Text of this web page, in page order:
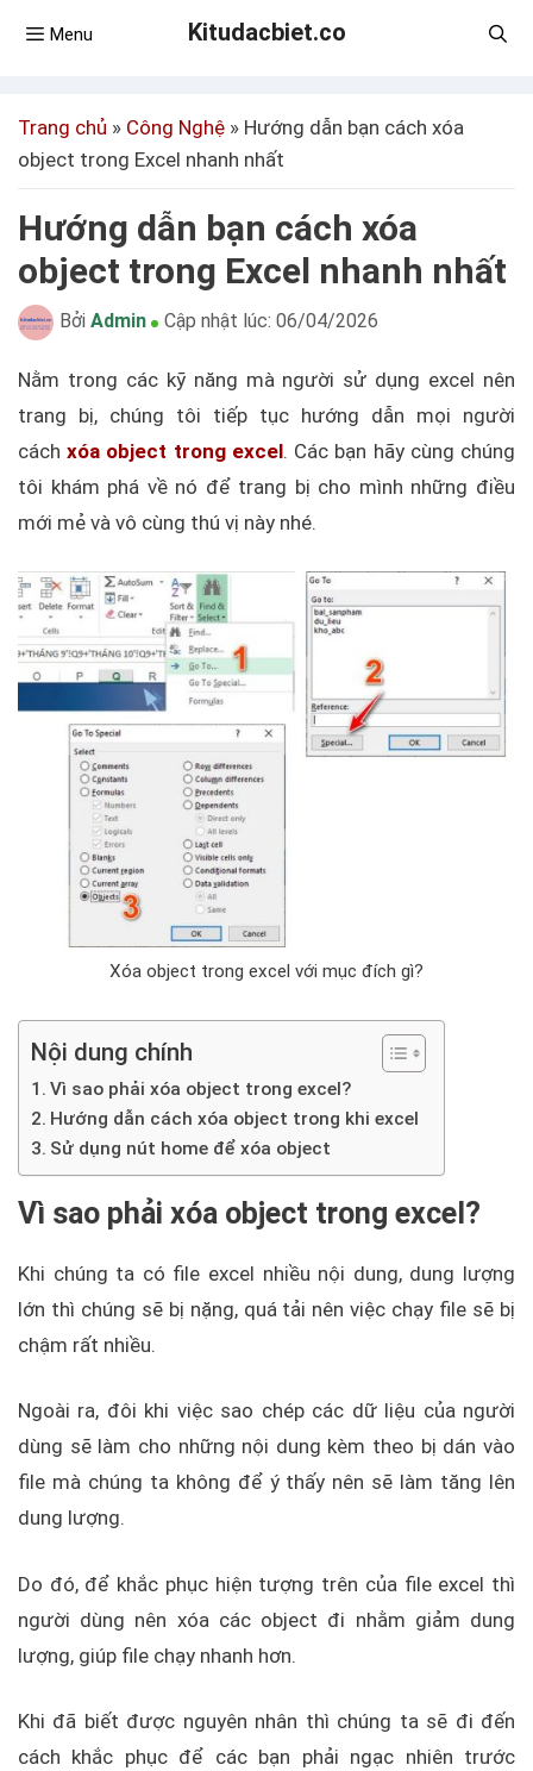
Kitudacbiet.co
Menu
Trang chủ » Công Nghệ » Hướng dẫn bạn cách xóa
object trong Excel nhanh nhất
Hướng dẫn bạn cách xóa
object trong Excel nhanh nhất
Bởi Admin Cập nhật lúc: 06/04/2026
Nằm trong các kỹ năng mà người sử dụng excel nên
trang bị, chúng tôi tiếp tục hướng dẫn mọi người
cáchxóa object trong excel. Các bạn hãy cùng chúng
tôi khám phá về nó để trang bị cho mình những điều
mới mẻ và vô cùng thú vị này nhé.
Xóa object trong excel với mục đích gì?
Nội dung chính
Vì sao phải xóa object trong excel?
Hướng dẫn cách xóa object trong khi excel
Sử dụng nút home để xóa object
Vì sao phải xóa object trong excel?
Khi chúng ta có file excel nhiều nội dung, dung lượng
lớn thì chúng sẽ bị nặng, quá tải nên việc chạy file sẽ bị
chậm rất nhiều.
Ngoài ra, đôi khi việc sao chép các dữ liệu của người
dùng sẽ làm cho những nội dung kèm theo bị dán vào
file mà chúng ta không để ý thấy nên sẽ làm tăng lên
dung lượng.
Do đó, để khắc phục hiện tượng trên của file excel thì
người dùng nên xóa các object đi nhằm giảm dung
lượng, giúp file chạy nhanh hơn.
Khi đã biết được nguyên nhân thì chúng ta sẽ đi đến
cách khắc phục để các bạn phải ngạc nhiên trước